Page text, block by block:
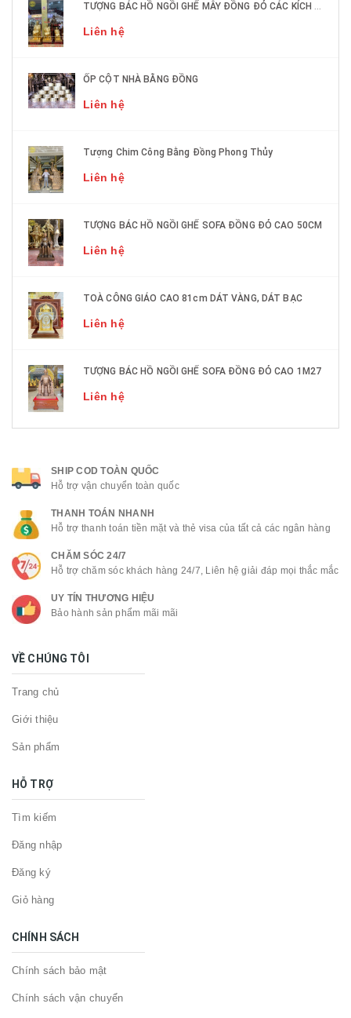
TƯỢNG BÁC HỒ NGỒI GHẾ MÂY ĐỒNG ĐỎ CÁC KÍCH THƯỚC DÁT VÀNG 9999
Liên hệ
ỐP CỘT NHÀ BẰNG ĐỒNG
Liên hệ
Tượng Chim Công Bằng Đồng Phong Thủy
Liên hệ
TƯỢNG BÁC HỒ NGỒI GHẾ SOFA ĐỒNG ĐỎ CAO 50CM
Liên hệ
TOÀ CÔNG GIÁO CAO 81cm DÁT VÀNG, DÁT BẠC
Liên hệ
TƯỢNG BÁC HỒ NGỒI GHẾ SOFA ĐỒNG ĐỎ CAO 1M27
Liên hệ
SHIP COD TOÀN QUỐC
Hỗ trợ vận chuyển toàn quốc
THANH TOÁN NHANH
Hỗ trợ thanh toán tiền mặt và thẻ visa của tất cả các ngân hàng
CHĂM SÓC 24/7
Hỗ trợ chăm sóc khách hàng 24/7, Liên hệ giải đáp mọi thắc mắc
UY TÍN THƯƠNG HIỆU
Bảo hành sản phẩm mãi mãi
VỀ CHÚNG TÔI
Trang chủ
Giới thiệu
Sản phẩm
HỖ TRỢ
Tìm kiếm
Đăng nhập
Đăng ký
Giỏ hàng
CHÍNH SÁCH
Chính sách bảo mật
Chính sách vận chuyển